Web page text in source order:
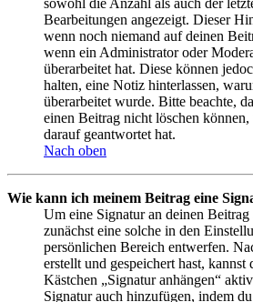
sowohl die Anzahl als auch der
Bearbeitungen angezeigt. Dieser
wenn noch niemand auf deinen
wenn ein Administrator oder
überarbeitet hat. Diese können
halten, eine Notiz hinterlassen,
überarbeitet wurde. Bitte beachte,
einen Beitrag nicht löschen
darauf geantwortet hat.
Nach oben
Wie kann ich meinem Beitrag eine
Um eine Signatur an deinen Beitrag
zunächst eine solche in den
persönlichen Bereich entwerfen.
erstellt und gespeichert hast,
Kästchen „Signatur anhängen“
Signatur auch hinzufügen, indem